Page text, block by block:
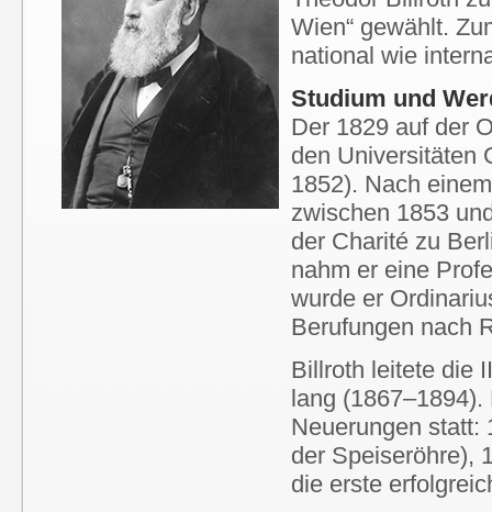
Wien“ gewählt.
national wie
Studium und
Der 1829 auf der
den Universitäten
1852). Nach
zwischen 1853
der Charité zu
nahm er eine
wurde er
Berufungen nach
Billroth leitete die
lang
Neuerungen statt:
der Speiseröhre),
die erste